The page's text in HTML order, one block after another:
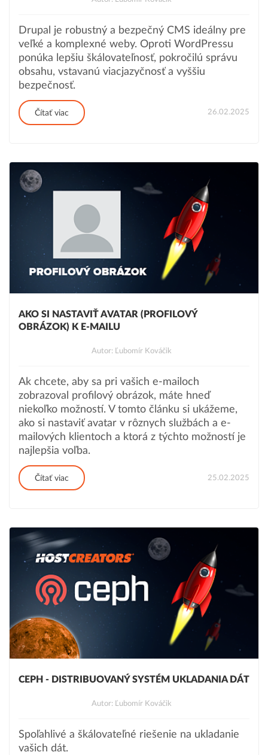
Drupal je robustný a bezpečný CMS ideálny pre
veľké a komplexné weby. Oproti WordPressu
ponúka lepšiu škálovateľnosť, pokročilú správu
obsahu, vstavanú viacjazyčnosť a vyššiu
bezpečnosť.
Čítať viac 26.02.2025
AKO SI NASTAVIŤ AVATAR (PROFILOVÝ
OBRÁZOK) K E-MAILU
Autor: Ľubomír Kováčik
Ak chcete, aby sa pri vašich e-mailoch
zobrazoval profilový obrázok, máte hneď
niekoľko možností. V tomto článku si ukážeme,
ako si nastaviť avatar v rôznych službách a e-
mailových klientoch a ktorá z týchto možností je
najlepšia voľba.
Čítať viac 25.02.2025
CEPH - DISTRIBUOVANÝ SYSTÉM UKLADANIA DÁT
Autor: Ľubomír Kováčik
Spoľahlivé a škálovateľné riešenie na ukladanie
vašich dát.